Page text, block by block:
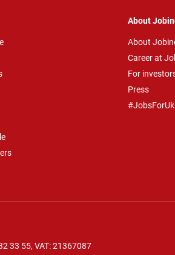
About
About
Career at
For
Press
33 55, VAT: 21367087